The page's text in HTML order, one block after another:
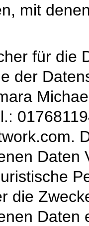
mit
für die
der
Daten
die
Daten